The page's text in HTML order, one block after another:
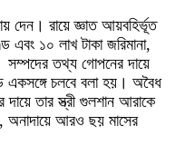
দেন। রায়ে জ্ঞাত আয়বহির্ভূত
এবং ১০ লাখ টাকা জরিমানা,
তথ্য গোপনের দায়ে
চলবে বলা হয়। অবৈধ
তার স্ত্রী গুলশান আরাকে
অনাদায়ে আরও ছয় মাসের